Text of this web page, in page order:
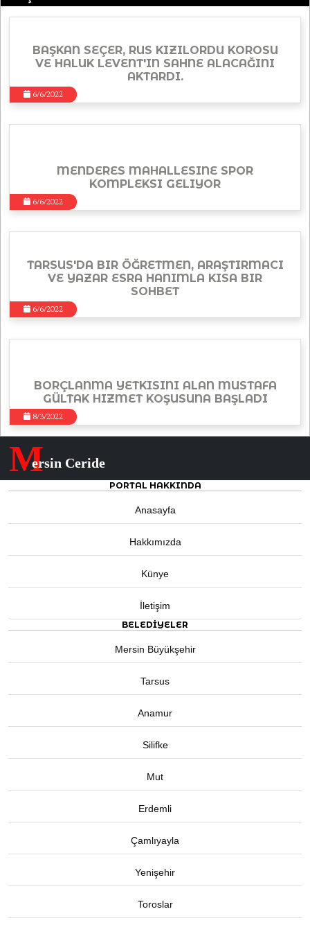
BAŞKAN SEÇER, RUS KIZILORDU KOROSU
VE HALUK LEVENT'IN SAHNE ALACAĞINI
AKTARDI.
6/6/2022
MENDERES MAHALLESINE SPOR
KOMPLEKSI GELIYOR
6/6/2022
TARSUS'DA BIR ÖĞRETMEN, ARAŞTIRMACI
VE YAZAR ESRA HANIMLA KISA BIR
SOHBET
6/6/2022
BORÇLANMA YETKISINI ALAN MUSTAFA
GÜLTAK HIZMET KOŞUSUNA BAŞLADI
8/3/2022
Mersin Ceride
PORTAL HAKKINDA
Anasayfa
Hakkımızda
Künye
İletişim
BELEDIYELER
Mersin Büyükşehir
Tarsus
Anamur
Silifke
Mut
Erdemli
Çamlıyayla
Yenişehir
Toroslar